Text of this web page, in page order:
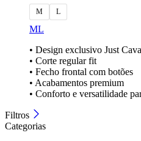
M L
ML
• Design exclusivo Just
• Corte regular fit
• Fecho frontal com botões
• Acabamentos premium
• Conforto e versatilidade
Filtros
Categorias